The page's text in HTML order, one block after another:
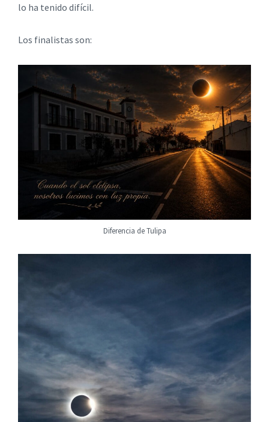
lo ha tenido difícil.
Los finalistas son:
Diferencia de Tulipa